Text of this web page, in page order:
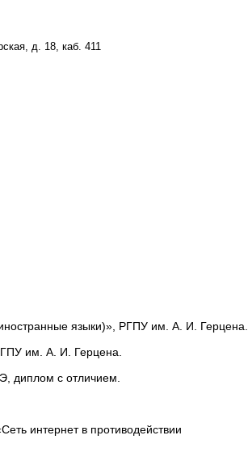
д. 18, каб. 411
языки)», РГПУ им. А. И. Герцена.
им. А. И. Герцена.
диплом с отличием.
интернет в противодействии